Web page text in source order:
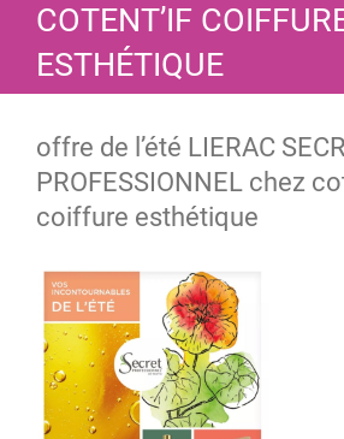
COTENT’IF
ESTHÉTIQUE
offre de l’été LIERAC
PROFESSIONNEL chez
coiffure esthétique
Voir
l'image
agrandie